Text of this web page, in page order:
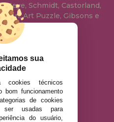
Heye, Schmidt, Castorland,
Art Puzzle, Gibsons e
mais.
LEGAL
COOKIES
sua
técnicos
bom funcionamento
de cookies
ser usadas para
do usuário,